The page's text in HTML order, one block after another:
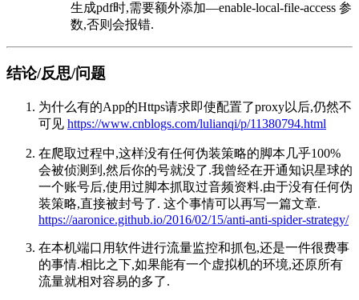
生成pdf时,需要额外添加—enable-local-file-access 参
数,否则会报错.
结论/反思/问题
为什么有的App的Https请求即使配置了proxy以后,仍然不
可见 https://www.cnblogs.com/lulianqi/p/11380794.html
在爬取过程中,这样没有任何伪装策略的脚本几乎100%
会被侦测到,然后你的号就没了.我曾经在开通知识星球的
一个账号后,使用过脚本抓取过音频资料.由于没有任何伪
装策略,直接被封号了. 这个事情可以再写一篇文章.
https://aaronice.github.io/2016/02/15/anti-anti-spider-strategy/
在本机端口用软件进行流量监控和抓包,还是一件很费事
的事情.相比之下,如果能有一个虚拟机的环境,还原所有
流量就相对容易的多了.